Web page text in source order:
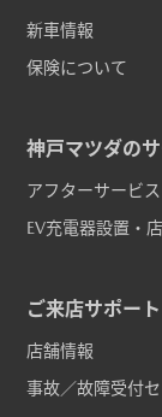
新車情報
保険について
神戸マツダの
アフターサービス
EV充電器設置・
ご来店サポー
店舗情報
事故／故障受付